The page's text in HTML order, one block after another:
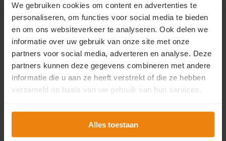
We gebruiken cookies om content en advertenties te
personaliseren, om functies voor social media te bieden
en om ons websiteverkeer te analyseren. Ook delen we
informatie over uw gebruik van onze site met onze
partners voor social media, adverteren en analyse. Deze
partners kunnen deze gegevens combineren met andere
informatie die u aan ze heeft verstrekt of die ze hebben
verzameld op basis van uw gebruik van hun services.
Alles toestaan
Reviews
Specificaties
Uitgebreide specificaties
Delen